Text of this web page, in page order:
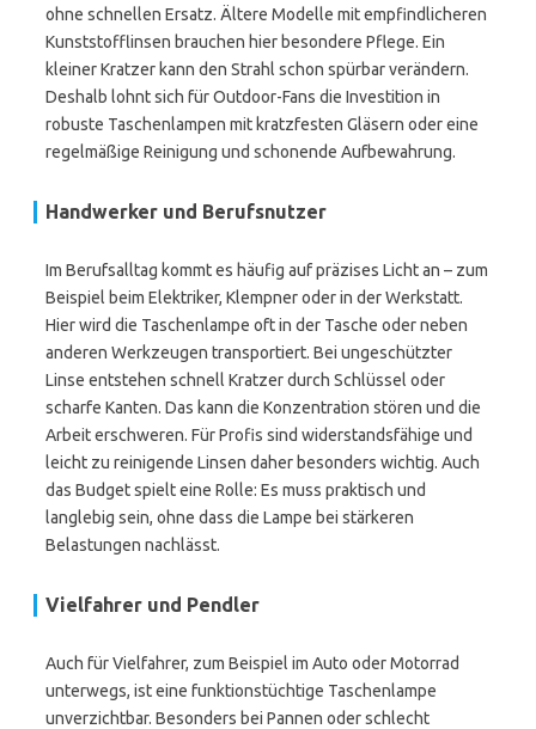
ohne schnellen Ersatz. Ältere Modelle mit empfindlicheren
Kunststofflinsen brauchen hier besondere Pflege. Ein
kleiner Kratzer kann den Strahl schon spürbar verändern.
Deshalb lohnt sich für Outdoor-Fans die Investition in
robuste Taschenlampen mit kratzfesten Gläsern oder eine
regelmäßige Reinigung und schonende Aufbewahrung.
Handwerker und Berufsnutzer
Im Berufsalltag kommt es häufig auf präzises Licht an – zum
Beispiel beim Elektriker, Klempner oder in der Werkstatt.
Hier wird die Taschenlampe oft in der Tasche oder neben
anderen Werkzeugen transportiert. Bei ungeschützter
Linse entstehen schnell Kratzer durch Schlüssel oder
scharfe Kanten. Das kann die Konzentration stören und die
Arbeit erschweren. Für Profis sind widerstandsfähige und
leicht zu reinigende Linsen daher besonders wichtig. Auch
das Budget spielt eine Rolle: Es muss praktisch und
langlebig sein, ohne dass die Lampe bei stärkeren
Belastungen nachlässt.
Vielfahrer und Pendler
Auch für Vielfahrer, zum Beispiel im Auto oder Motorrad
unterwegs, ist eine funktionstüchtige Taschenlampe
unverzichtbar. Besonders bei Pannen oder schlecht